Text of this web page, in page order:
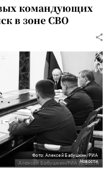
командующих
в зоне СВО
Фото: Алексей Бабушкин/РИА
Новости